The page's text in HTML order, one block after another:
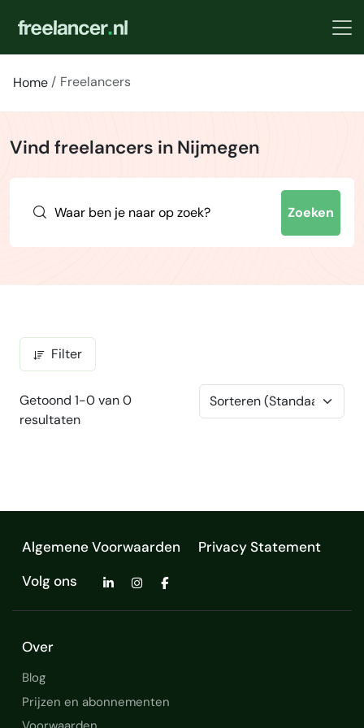
Home Freelancers
Vind freelancers in Nijmegen
Zoeken
Filter
Getoond 1-0 van 0
resultaten
Algemene Voorwaarden
Privacy Statement
Volg ons
Over
Blog
Prijzen en abonnementen